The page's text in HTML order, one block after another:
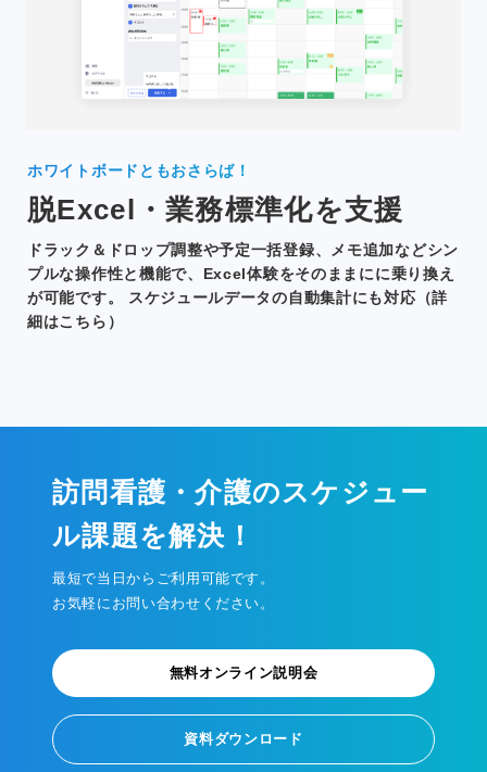
ホワイトボードともおさらば！
脱Excel・業務標準化を支援
ドラック＆ドロップ調整や予定一括登録、メモ追加などシン
プルな操作性と機能で、Excel体験をそのままにに乗り換え
が可能です。 スケジュールデータの自動集計にも対応（詳
細はこちら）
訪問看護・介護のスケジュー
ル課題を解決！
最短で当日からご利用可能です。
お気軽にお問い合わせください。
無料オンライン説明会
資料ダウンロード